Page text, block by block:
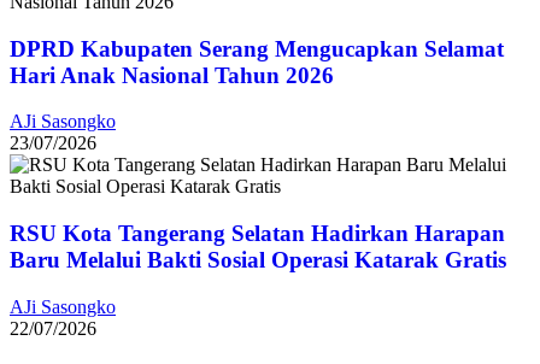
DPRD Kabupaten Serang Mengucapkan Selamat
Hari Anak Nasional Tahun 2026
AJi Sasongko
23/07/2026
RSU Kota Tangerang Selatan Hadirkan Harapan
Baru Melalui Bakti Sosial Operasi Katarak Gratis
AJi Sasongko
22/07/2026